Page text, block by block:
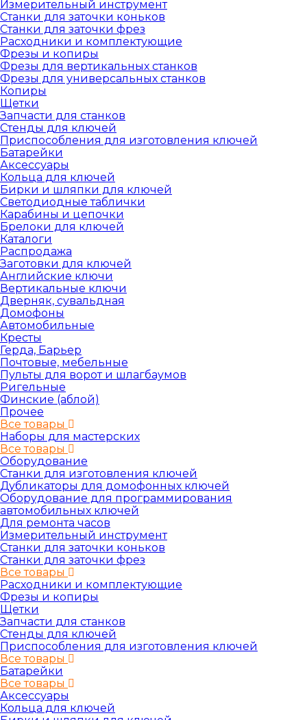
Измерительный инструмент
Станки для заточки коньков
Станки для заточки фрез
Расходники и комплектующие
Фрезы и копиры
Фрезы для вертикальных станков
Фрезы для универсальных станков
Копиры
Щетки
Запчасти для станков
Стенды для ключей
Приспособления для изготовления ключей
Батарейки
Аксессуары
Кольца для ключей
Бирки и шляпки для ключей
Светодиодные таблички
Карабины и цепочки
Брелоки для ключей
Каталоги
Распродажа
Заготовки для ключей
Английские ключи
Вертикальные ключи
Дверняк, сувальдная
Домофоны
Автомобильные
Кресты
Герда, Барьер
Почтовые, мебельные
Пульты для ворот и шлагбаумов
Ригельные
Финские (аблой)
Прочее
Все товары
Наборы для мастерских
Все товары
Оборудование
Станки для изготовления ключей
Дубликаторы для домофонных ключей
Оборудование для программирования
автомобильных ключей
Для ремонта часов
Измерительный инструмент
Станки для заточки коньков
Станки для заточки фрез
Все товары
Расходники и комплектующие
Фрезы и копиры
Щетки
Запчасти для станков
Стенды для ключей
Приспособления для изготовления ключей
Все товары
Батарейки
Все товары
Аксессуары
Кольца для ключей